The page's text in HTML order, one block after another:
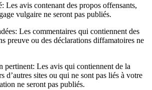
Les avis contenant des propos offensants,
vulgaire ne seront pas publiés.
Les commentaires qui contiennent des
preuve ou des déclarations diffamatoires ne
pertinent: Les avis qui contiennent de la
d’autres sites ou qui ne sont pas liés à votre
ne seront pas publiés.